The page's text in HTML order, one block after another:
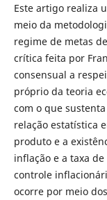
Este artigo realiza
meio da
regime de metas
crítica feita por
consensual a
próprio da teoria
com o que
relação estatística
produto e a
inflação e a taxa
controle
ocorre por meio